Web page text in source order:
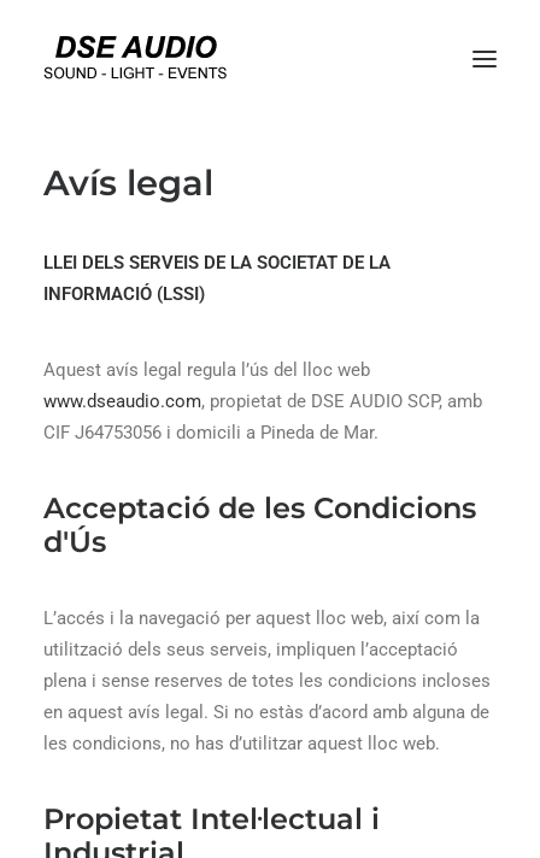
Avís legal
LLEI DELS SERVEIS DE LA SOCIETAT DE LA
INFORMACIÓ (LSSI)
Aquest avís legal regula l’ús del lloc web
www.dseaudio.com, propietat de DSE AUDIO SCP, amb
CIF J64753056 i domicili a Pineda de Mar.
Acceptació de les Condicions
d'Ús
L’accés i la navegació per aquest lloc web, així com la
utilització dels seus serveis, impliquen l’acceptació
plena i sense reserves de totes les condicions incloses
en aquest avís legal. Si no estàs d’acord amb alguna de
les condicions, no has d’utilitzar aquest lloc web.
Propietat Intel·lectual i